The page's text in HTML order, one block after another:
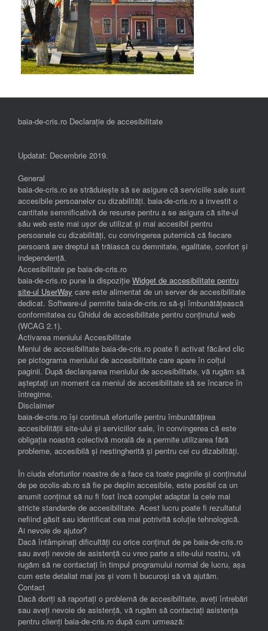
baia-de-cris.ro Declarație de accesibilitate
Updatat: Decembrie 2019.
General
baia-de-cris.ro se străduiește să se asigure că serviciile sale sunt
accesibile persoanelor cu dizabilități. baia-de-cris.ro a investit o
cantitate semnificativă de resurse pentru a se asigura că site-ul
său web este mai ușor de utilizat și mai accesibil pentru
persoanele cu dizabilități, cu convingerea puternică că fiecare
persoană are dreptul să trăiască cu demnitate, egalitate, confort și
independenţă.
Accesibilitate pe baia-de-cris.ro
baia-de-cris.ro pune la dispoziție Widget de accesibilitate pentru
site-ul UserWay care este alimentat de un server de accesibilitate
dedicat. Software-ul permite baia-de-cris.ro să-și îmbunătățească
conformitatea cu Ghidul de accesibilitate pentru conținutul web
(WCAG 2.1).
Activarea meniului Accesibilitate
Meniul de accesibilitate baia-de-cris.ro poate fi activat făcând clic
pe pictograma meniului de accesibilitate care apare în colțul
paginii. După declanșarea meniului de accesibilitate, vă rugăm să
așteptați un moment ca meniul de accesibilitate să se încarce în
întregime.
Disclaimer
baia-de-cris.ro își continuă eforturile pentru îmbunătățirea
accesibilității site-ului și serviciilor sale, în convingerea că este
obligația noastră colectivă morală de a permite utilizarea fără
probleme, accesibilă și nestingherită și pentru cei cu dizabilități.
În ciuda eforturilor noastre de a face ca toate paginile și conținutul
de pe ocolis-ab.ro să fie pe deplin accesibile, este posibil ca un
anumit conținut să nu fi fost încă complet adaptat la cele mai
stricte standarde de accesibilitate. Acest lucru poate fi rezultatul
nefiind găsit sau identificat cea mai potrivită soluție tehnologică.
Ai nevoie de ajutor?
Dacă întâmpinați dificultăți cu orice conținut de pe baia-de-cris.ro
sau aveți nevoie de asistență cu vreo parte a site-ului nostru, vă
rugăm să ne contactați în timpul programului normal de lucru, așa
cum este detaliat mai jos și vom fi bucuroși să vă ajutăm.
Contact
Dacă doriți să raportați o problemă de accesibilitate, aveți întrebări
sau aveți nevoie de asistență, vă rugăm să contactați asistența
pentru clienți baia-de-cris.ro după cum urmează: